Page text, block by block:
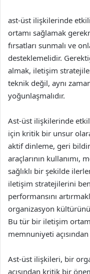
ast-üst ilişkilerinde
ortamı sağlamak
fırsatları sunmalı ve
desteklemelidir.
almak, iletişim
teknik değil, aynı
yoğunlaşmalıdır.
Ast-üst ilişkilerinde
için kritik bir unsur
aktif dinleme, geri
araçlarının
sağlıklı bir şekilde
iletişim stratejilerini
performansını
organizasyon
Bu tür bir iletişim
memnuniyeti
Ast-üst ilişkileri, bir
açısından kritik bir